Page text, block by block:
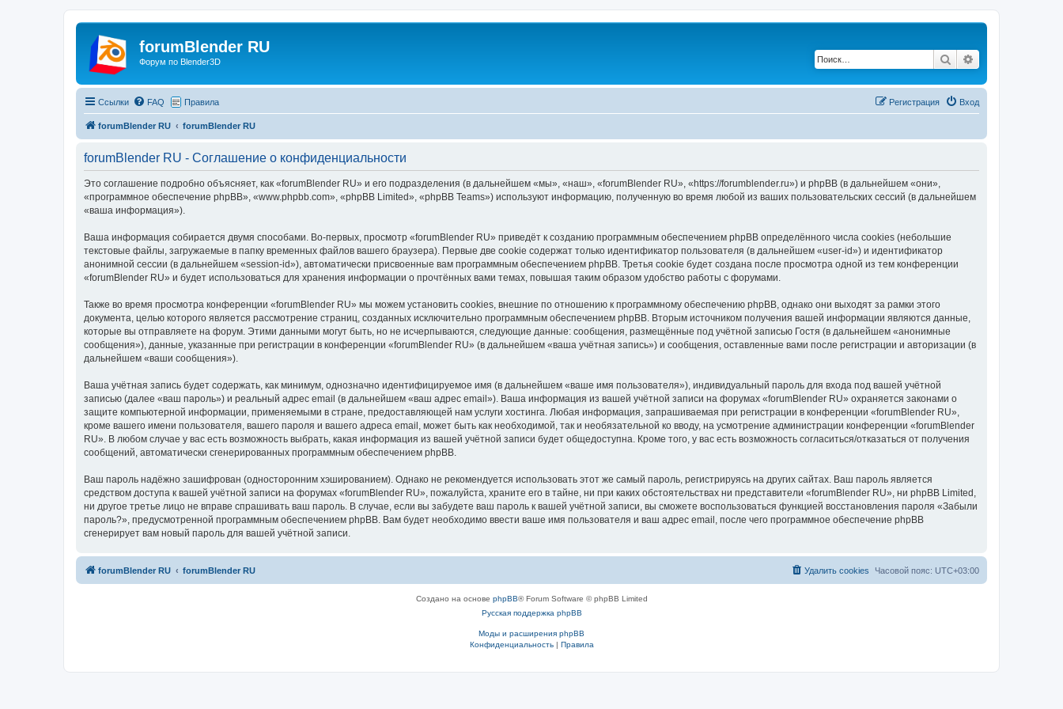
forumBlender RU
Форум по Blender3D Поиск
Ссылки FAQ Правила Вход
Регистрация
forumBlender RU forumBlender RU
forumBlender RU - Соглашение о конфиденциальности
Это соглашение подробно объясняет, как «forumBlender RU» и его подразделения (в дальнейшем «мы», «наш», «forumBlender RU», «https://forumblender.ru») и phpBB (в дальнейшем «они»,
«программное обеспечение phpBB», «www.phpbb.com», «phpBB Limited», «phpBB Teams») используют информацию, полученную во время любой из ваших пользовательских сессий (в дальнейшем
«ваша информация»).
Ваша информация собирается двумя способами. Во-первых, просмотр «forumBlender RU» приведёт к созданию программным обеспечением phpBB определённого числа cookies (небольшие
текстовые файлы, загружаемые в папку временных файлов вашего браузера). Первые две cookie содержат только идентификатор пользователя (в дальнейшем «user-id») и идентификатор
анонимной сессии (в дальнейшем «session-id»), автоматически присвоенные вам программным обеспечением phpBB. Третья cookie будет создана после просмотра одной из тем конференции
«forumBlender RU» и будет использоваться для хранения информации о прочтённых вами темах, повышая таким образом удобство работы с форумами.
Также во время просмотра конференции «forumBlender RU» мы можем установить cookies, внешние по отношению к программному обеспечению phpBB, однако они выходят за рамки этого
документа, целью которого является рассмотрение страниц, созданных исключительно программным обеспечением phpBB. Вторым источником получения вашей информации являются данные,
которые вы отправляете на форум. Этими данными могут быть, но не исчерпываются, следующие данные: сообщения, размещённые под учётной записью Гостя (в дальнейшем «анонимные
сообщения»), данные, указанные при регистрации в конференции «forumBlender RU» (в дальнейшем «ваша учётная запись») и сообщения, оставленные вами после регистрации и авторизации (в
дальнейшем «ваши сообщения»).
Ваша учётная запись будет содержать, как минимум, однозначно идентифицируемое имя (в дальнейшем «ваше имя пользователя»), индивидуальный пароль для входа под вашей учётной
записью (далее «ваш пароль») и реальный адрес email (в дальнейшем «ваш адрес email»). Ваша информация из вашей учётной записи на форумах «forumBlender RU» охраняется законами о
защите компьютерной информации, применяемыми в стране, предоставляющей нам услуги хостинга. Любая информация, запрашиваемая при регистрации в конференции «forumBlender RU»,
кроме вашего имени пользователя, вашего пароля и вашего адреса email, может быть как необходимой, так и необязательной ко вводу, на усмотрение администрации конференции «forumBlender
RU». В любом случае у вас есть возможность выбрать, какая информация из вашей учётной записи будет общедоступна. Кроме того, у вас есть возможность согласиться/отказаться от получения
сообщений, автоматически сгенерированных программным обеспечением phpBB.
Ваш пароль надёжно зашифрован (односторонним хэшированием). Однако не рекомендуется использовать этот же самый пароль, регистрируясь на других сайтах. Ваш пароль является
средством доступа к вашей учётной записи на форумах «forumBlender RU», пожалуйста, храните его в тайне, ни при каких обстоятельствах ни представители «forumBlender RU», ни phpBB Limited,
ни другое третье лицо не вправе спрашивать ваш пароль. В случае, если вы забудете ваш пароль к вашей учётной записи, вы сможете воспользоваться функцией восстановления пароля «Забыли
пароль?», предусмотренной программным обеспечением phpBB. Вам будет необходимо ввести ваше имя пользователя и ваш адрес email, после чего программное обеспечение phpBB
сгенерирует вам новый пароль для вашей учётной записи.
forumBlender RU forumBlender RU Часовой пояс: UTC+03:00
Удалить cookies
Создано на основе phpBB® Forum Software © phpBB Limited
Русская поддержка phpBB
Моды и расширения phpBB
Конфиденциальность| Правила